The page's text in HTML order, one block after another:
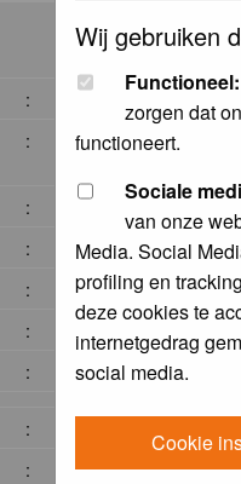
Wij gebruiken
Functioneel:
zorgen dat
functioneert.
Sociale
van onze
Media. Social
profiling en
deze cookies te
internetgedrag
social media.
Cookie
:
:
:
:
:
:
:
:
: